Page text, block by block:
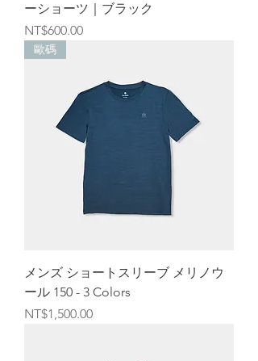
ーショーツ｜ブラック
価格
NT$600.00
歐碼
メンズ ショートスリーブ メリノウ
ール 150 - 3 Colors
価格
NT$1,500.00